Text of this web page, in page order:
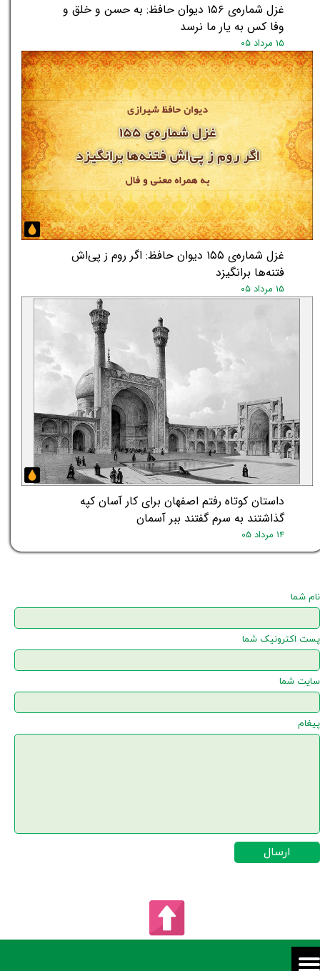
غزل شماره‌ی ۱۵۶ دیوان حافظ: به حسن و خلق و
وفا کس به یار ما نرسد
۱۵ مرداد ۰۵
غزل شماره‌ی ۱۵۵ دیوان حافظ: اگر روم ز پی‌اش
فتنه‌ها برانگیزد
۱۵ مرداد ۰۵
داستان کوتاه رفتم اصفهان برای کار آسان کپه
گذاشتند به سرم گفتند ببر آسمان
۱۴ مرداد ۰۵
نام شما
پست اکترونیک شما
سایت شما
پیغام
ارسال